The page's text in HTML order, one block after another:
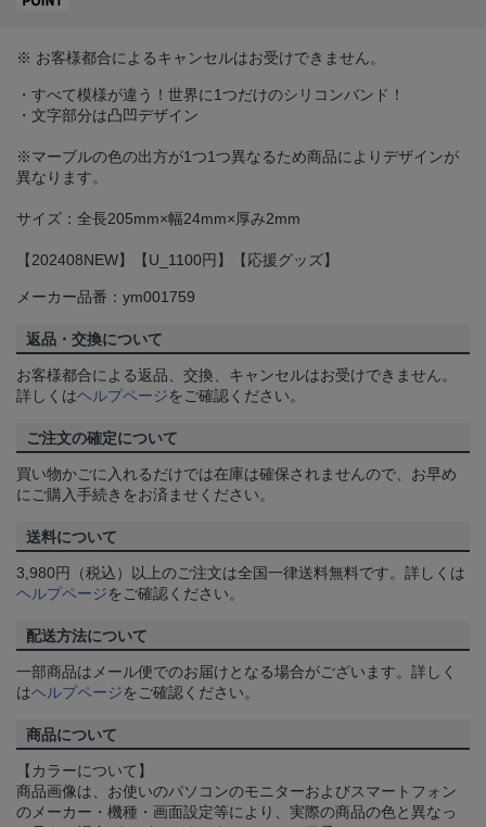
※ お客様都合によるキャンセルはお受けできません。
・すべて模様が違う！世界に1つだけのシリコンバンド！
・文字部分は凸凹デザイン
※マーブルの色の出方が1つ1つ異なるため商品によりデザインが
異なります。
サイズ：全長205mm×幅24mm×厚み2mm
【202408NEW】【U_1100円】【応援グッズ】
メーカー品番：ym001759
返品・交換について
お客様都合による返品、交換、キャンセルはお受けできません。
詳しくはヘルプページをご確認ください。
ご注文の確定について
買い物かごに入れるだけでは在庫は確保されませんので、お早め
にご購入手続きをお済ませください。
送料について
3,980円（税込）以上のご注文は全国一律送料無料です。詳しくは
ヘルプページをご確認ください。
配送方法について
一部商品はメール便でのお届けとなる場合がございます。詳しく
はヘルプページをご確認ください。
商品について
【カラーについて】
商品画像は、お使いのパソコンのモニターおよびスマートフォン
のメーカー・機種・画面設定等により、実際の商品の色と異なっ